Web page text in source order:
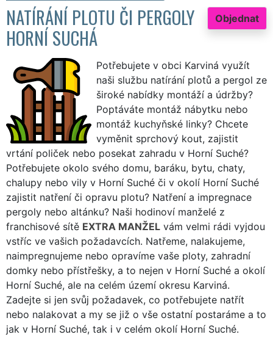
Objednat
NATÍRÁNÍ PLOTU ČI PERGOLY
HORNÍ SUCHÁ
Potřebujete v obci Karviná využít
naši službu natírání plotů a pergol ze
široké nabídky montáží a údržby?
Poptáváte montáž nábytku nebo
montáž kuchyňské linky? Chcete
vyměnit sprchový kout, zajistit
vrtání poliček nebo posekat zahradu v Horní Suché?
Potřebujete okolo svého domu, baráku, bytu, chaty,
chalupy nebo vily v Horní Suché či v okolí Horní Suché
zajistit natření či opravu plotu? Natření a impregnace
pergoly nebo altánku? Naši hodinoví manželé z
franchisové sítě EXTRA MANŽEL vám velmi rádi vyjdou
vstříc ve vašich požadavcích. Natřeme, nalakujeme,
naimpregnujeme nebo opravíme vaše ploty, zahradní
domky nebo přístřešky, a to nejen v Horní Suché a okolí
Horní Suché, ale na celém území okresu Karviná.
Zadejte si jen svůj požadavek, co potřebujete natřít
nebo nalakovat a my se již o vše ostatní postaráme a to
jak v Horní Suché, tak i v celém okolí Horní Suché.